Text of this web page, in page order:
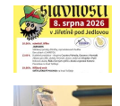
poliklinikou
Socha
Varnsdorfu
Socha